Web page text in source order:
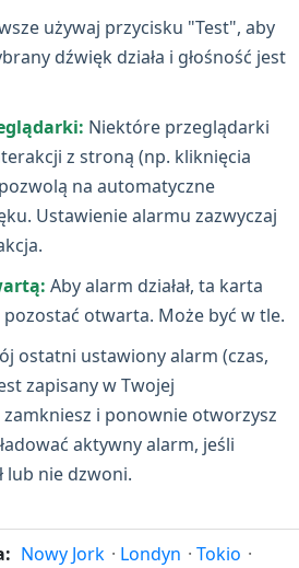
używaj przycisku "Test", aby
dźwięk działa i głośność jest
Niektóre przeglądarki
z stroną (np. kliknięcia
na automatyczne
Ustawienie alarmu zazwyczaj
Aby alarm działał, ta karta
otwarta. Może być w tle.
ostatni ustawiony alarm (czas,
zapisany w Twojej
zamkniesz i ponownie otworzysz
aktywny alarm, jeśli
lub nie dzwoni.
Nowy Jork · Londyn · Tokio ·